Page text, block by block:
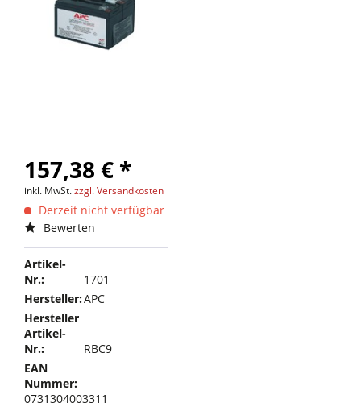
157,38 € *
inkl. MwSt.zzgl. Versandkosten
Derzeit nicht verfügbar
Bewerten
Artikel-
Nr.:
1701
Hersteller:APC
Hersteller
Artikel-
Nr.:
RBC9
EAN
Nummer:
0731304003311